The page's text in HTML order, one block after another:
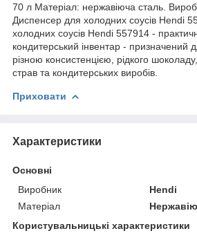
70 л Матеріал: нержавіюча сталь.
Диспенсер для холодних соусів Hendi
холодних соусів Hendi 557914 -
кондитерський інвентар - призначений
різною консистенцією, рідкого
страв та кондитерських виробів.
Приховати
Характеристики
Основні
Виробник
Hendi
Матеріал
Користувальницькі характеристики